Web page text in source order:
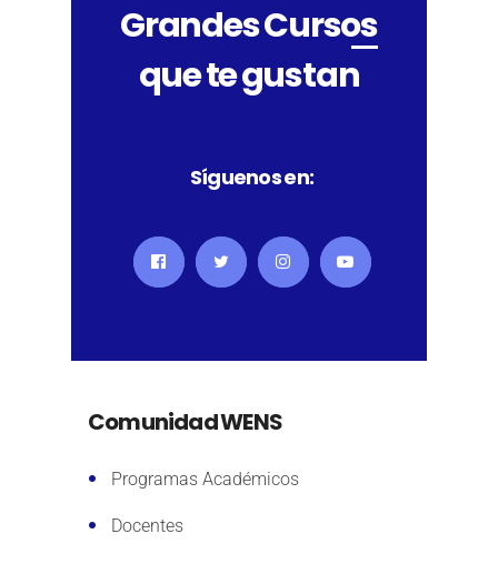
Grandes Cursos
que te gustan
Síguenos en:
Comunidad WENS
Programas Académicos
Docentes